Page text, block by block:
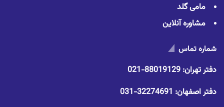
مامی گلد
مشاوره آنلاین
شماره تماس
دفتر تهران: 88019129-021
دفتر اصفهان: 32274691-031